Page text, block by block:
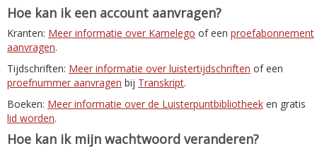
Hoe kan ik een account aanvragen?
Kranten: Meer informatie over Kamelego of een proefabonnement
aanvragen.
Tijdschriften: Meer informatie over luistertijdschriften of een
proefnummer aanvragen bij Transkript.
Boeken: Meer informatie over de Luisterpuntbibliotheek en gratis
lid worden.
Hoe kan ik mijn wachtwoord veranderen?